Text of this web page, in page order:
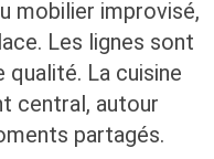
mobilier improvisé,
Les lignes sont
La cuisine
central, autour
partagés.